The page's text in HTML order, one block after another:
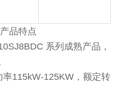
品特点
系列成熟产品，
115kW-125KW，额定转